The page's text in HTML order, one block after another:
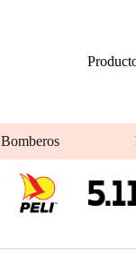
Bomberos